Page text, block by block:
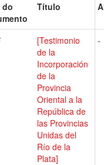
do
Título
[Testimonio
de la
Incorporación
de la
Provincia
Oriental a la
República de
las Provincias
Unidas del
Río de la
Plata]
-